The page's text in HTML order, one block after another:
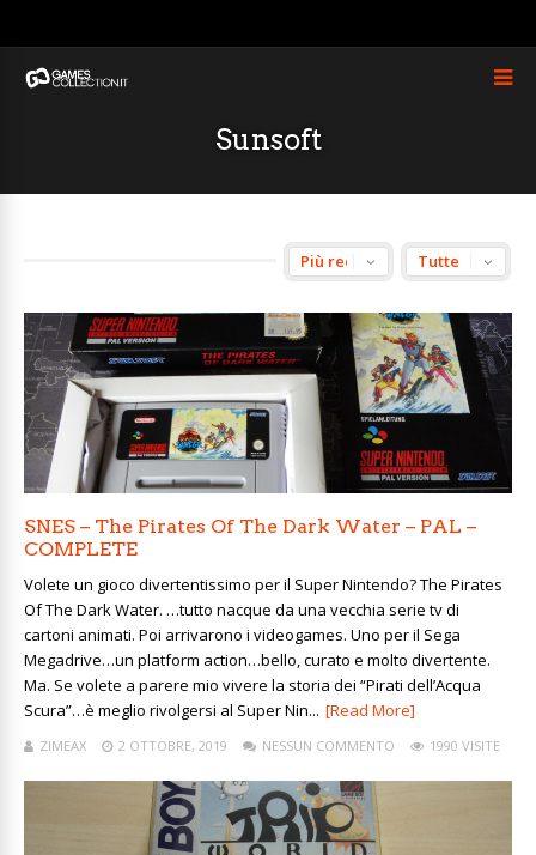
Sunsoft
SNES – The Pirates Of The Dark Water – PAL –
COMPLETE
Volete un gioco divertentissimo per il Super Nintendo? The Pirates
Of The Dark Water. …tutto nacque da una vecchia serie tv di
cartoni animati. Poi arrivarono i videogames. Uno per il Sega
Megadrive…un platform action…bello, curato e molto divertente.
Ma. Se volete a parere mio vivere la storia dei “Pirati dell’Acqua
Scura”…è meglio rivolgersi al Super Nin... [Read More]
ZIMEAX 2 OTTOBRE, 2019 NESSUN COMMENTO 1990 VISITE